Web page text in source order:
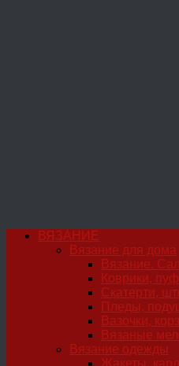
ВЯЗАНИЕ
Вязание для дома
Вязание.
Коврики,
Скатерти,
Пледы,
Вазочки,
Вязаные
Вязание одежды
Жакеты,